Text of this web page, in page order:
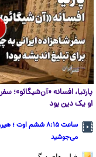
پارتیا، افسانه «آن‌شیگائو»؛
او یک دین بود
ساعت ۸:۱۵ ششم
می‌جوشید